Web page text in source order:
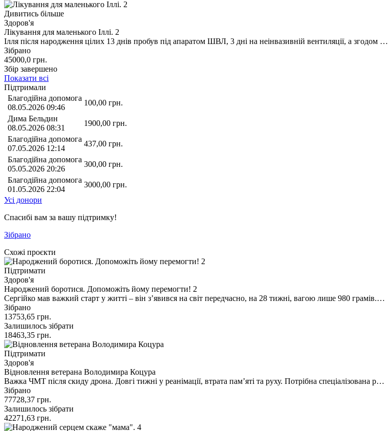
Дивитись більше
Здоров'я
Лікування для маленького Іллі. 2
Ілля після народження цілих 13 днів пробув під апаратом ШВЛ, 3 дні на неінвазивній вентиляції, а згодом …
Зібрано
45000,0 грн.
Збір завершено
Показати всі
Підтримали
Благодійна допомога
08.05.2026 09:46
100,00 грн.
Дима Бельдин
08.05.2026 08:31
1900,00 грн.
Благодійна допомога
07.05.2026 12:14
437,00 грн.
Благодійна допомога
05.05.2026 20:26
300,00 грн.
Благодійна допомога
01.05.2026 22:04
3000,00 грн.
Усі донори
Спасибі вам за вашу підтримку!
Зібрано
Схожі проєкти
Підтримати
Здоров'я
Народжений боротися. Допоможіть йому перемогти! 2
Сергійко мав важкий старт у житті – він з’явився на світ передчасно, на 28 тижні, вагою лише 980 грамів.…
Зібрано
13753,65 грн.
Залишилось зібрати
18463,35 грн.
Підтримати
Здоров'я
Відновлення ветерана Володимира Коцура
Важка ЧМТ після скиду дрона. Довгі тижні у реанімації, втрата пам’яті та руху. Потрібна спеціалізована р…
Зібрано
77728,37 грн.
Залишилось зібрати
42271,63 грн.